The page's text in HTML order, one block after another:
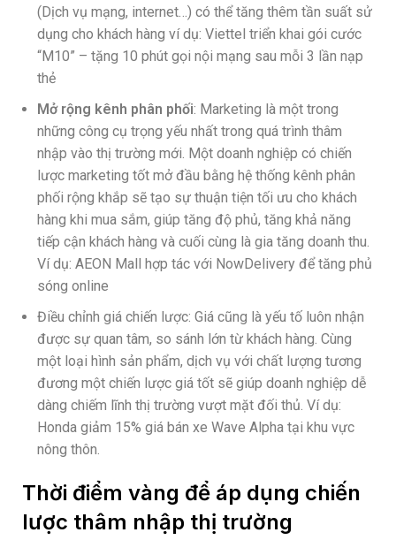
(Dịch vụ mạng, internet…) có thể tăng thêm tần suất sử
dụng cho khách hàng ví dụ: Viettel triển khai gói cước
“M10” – tặng 10 phút gọi nội mạng sau mỗi 3 lần nạp
thẻ
Mở rộng kênh phân phối: Marketing là một trong
những công cụ trọng yếu nhất trong quá trình thâm
nhập vào thị trường mới. Một doanh nghiệp có chiến
lược marketing tốt mở đầu bằng hệ thống kênh phân
phối rộng khắp sẽ tạo sự thuận tiện tối ưu cho khách
hàng khi mua sắm, giúp tăng độ phủ, tăng khả năng
tiếp cận khách hàng và cuối cùng là gia tăng doanh thu.
Ví dụ: AEON Mall hợp tác với NowDelivery để tăng phủ
sóng online
Điều chỉnh giá chiến lược: Giá cũng là yếu tố luôn nhận
được sự quan tâm, so sánh lớn từ khách hàng. Cùng
một loại hình sản phẩm, dịch vụ với chất lượng tương
đương một chiến lược giá tốt sẽ giúp doanh nghiệp dễ
dàng chiếm lĩnh thị trường vượt mặt đối thủ. Ví dụ:
Honda giảm 15% giá bán xe Wave Alpha tại khu vực
nông thôn.
Thời điểm vàng để áp dụng chiến
lược thâm nhập thị trường